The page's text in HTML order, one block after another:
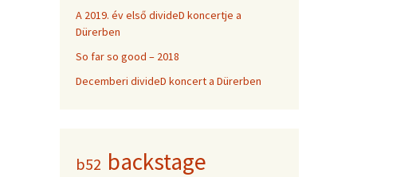
A 2019. év első divideD koncertje a
Dürerben
So far so good – 2018
Decemberi divideD koncert a Dürerben
b52 backstage